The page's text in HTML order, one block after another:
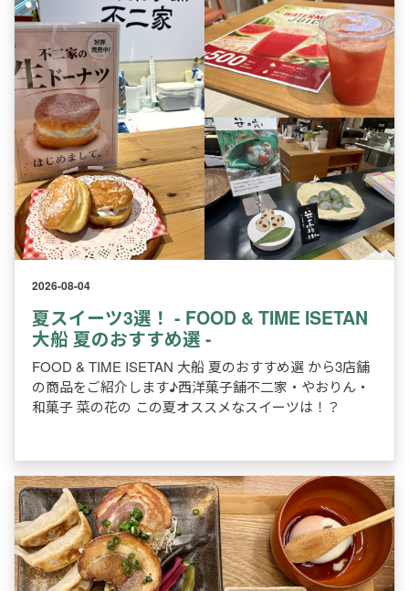
2026-08-04
夏スイーツ3選！ - FOOD & TIME ISETAN
大船 夏のおすすめ選 -
FOOD & TIME ISETAN 大船 夏のおすすめ選 から3店舗
の商品をご紹介します♪西洋菓子舗不二家・やおりん・
和菓子 菜の花の この夏オススメなスイーツは！？